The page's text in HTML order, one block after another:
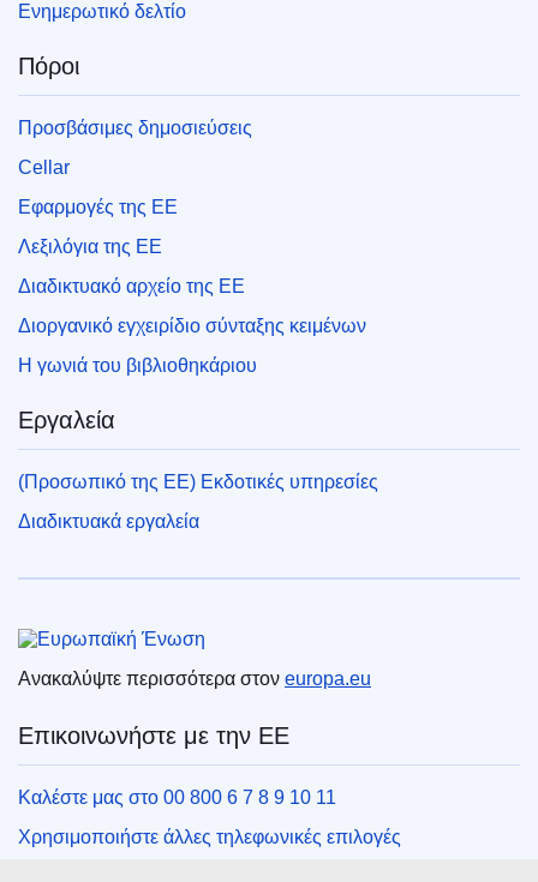
Ενημερωτικό δελτίο
Πόροι
Προσβάσιμες δημοσιεύσεις
Cellar
Εφαρμογές της ΕΕ
Λεξιλόγια της ΕΕ
Διαδικτυακό αρχείο της ΕΕ
Διοργανικό εγχειρίδιο σύνταξης κειμένων
Η γωνιά του βιβλιοθηκάριου
Εργαλεία
(Προσωπικό της ΕΕ) Εκδοτικές υπηρεσίες
Διαδικτυακά εργαλεία
Ανακαλύψτε περισσότερα στον europa.eu
Επικοινωνήστε με την ΕΕ
Καλέστε μας στο 00 800 6 7 8 9 10 11
Χρησιμοποιήστε άλλες τηλεφωνικές επιλογές